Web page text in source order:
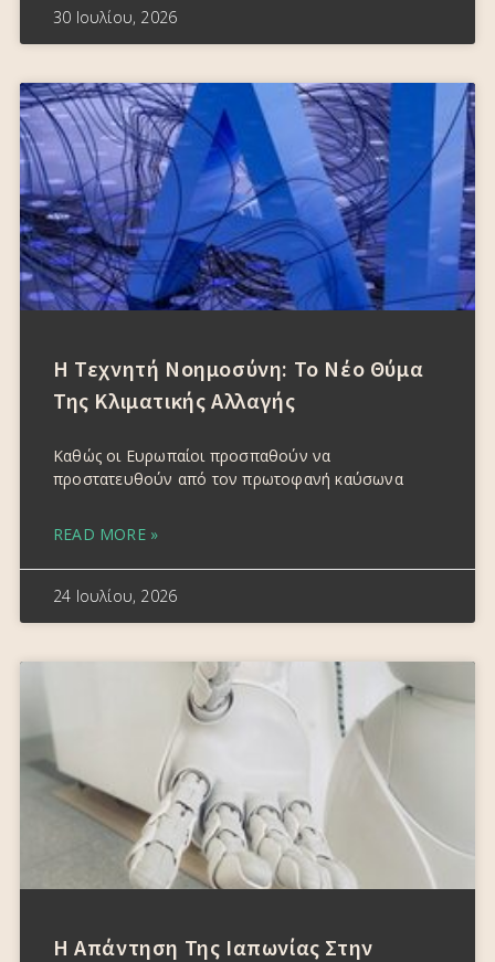
30 Ιουλίου, 2026
Η Τεχνητή Νοημοσύνη: Το Νέο Θύμα
Της Κλιματικής Αλλαγής
Καθώς οι Ευρωπαίοι προσπαθούν να
προστατευθούν από τον πρωτοφανή καύσωνα
READ MORE »
24 Ιουλίου, 2026
Η Απάντηση Της Ιαπωνίας Στην